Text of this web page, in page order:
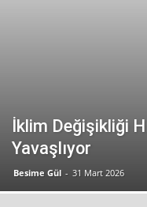
İklim Değişikliği
Yavaşlıyor
Besime Gül - 31 Mart 2026